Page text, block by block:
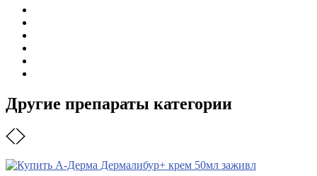
Другие препараты категории